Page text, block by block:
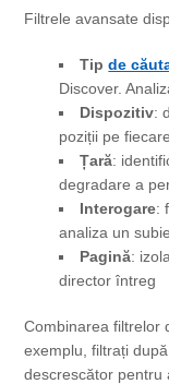
Filtrele avansate
Tipde
Discover.
Dispozitiv:
poziții pe
Țară:
degradare a
Interogare:
analiza un
Pagină:
director întreg
Combinarea filtrelor
exemplu, filtrați
descrescător pentru